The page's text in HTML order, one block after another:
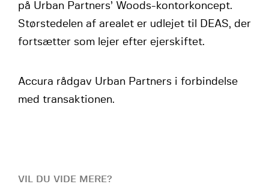
på Urban Partners’ Woods-kontorkoncept.
Størstedelen af arealet er udlejet til DEAS, der
fortsætter som lejer efter ejerskiftet.
Accura rådgav Urban Partners i forbindelse
med transaktionen.
VIL DU VIDE MERE?